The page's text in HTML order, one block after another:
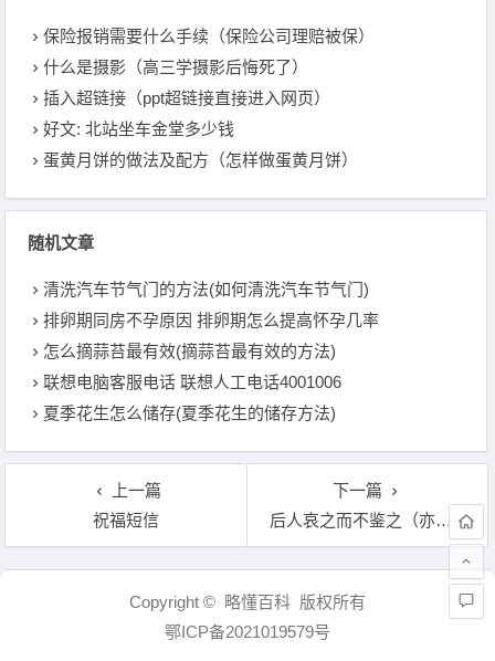
保险报销需要什么手续（保险公司理赔被保）
什么是摄影（高三学摄影后悔死了）
插入超链接（ppt超链接直接进入网页）
好文: 北站坐车金堂多少钱
蛋黄月饼的做法及配方（怎样做蛋黄月饼）
随机文章
清洗汽车节气门的方法(如何清洗汽车节气门)
排卵期同房不孕原因 排卵期怎么提高怀孕几率
怎么摘蒜苔最有效(摘蒜苔最有效的方法)
联想电脑客服电话 联想人工电话4001006
夏季花生怎么储存(夏季花生的储存方法)
上一篇
祝福短信
下一篇
后人哀之而不鉴之（亦使后人而复哀后人也）
文章导航
Copyright © 略懂百科 版权所有
鄂ICP备2021019579号